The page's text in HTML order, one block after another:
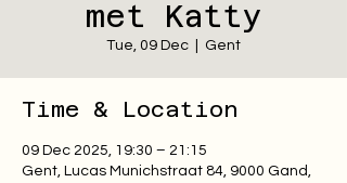
met Katty
Tue, 09 Dec Gent
Time & Location
09 Dec 2025, 19:30 – 21:15
Gent, Lucas Munichstraat 84, 9000 Gand,